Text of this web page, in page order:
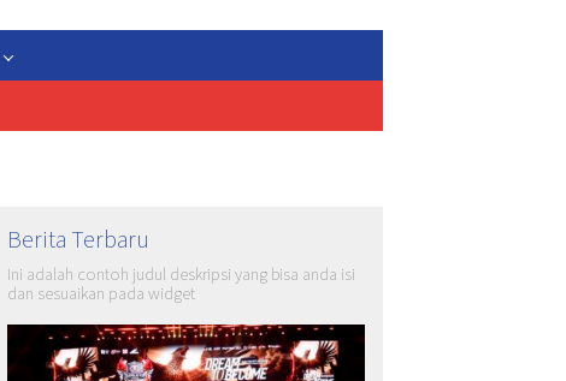
Berita Terbaru
Ini adalah contoh judul deskripsi yang bisa anda isi
dan sesuaikan pada widget